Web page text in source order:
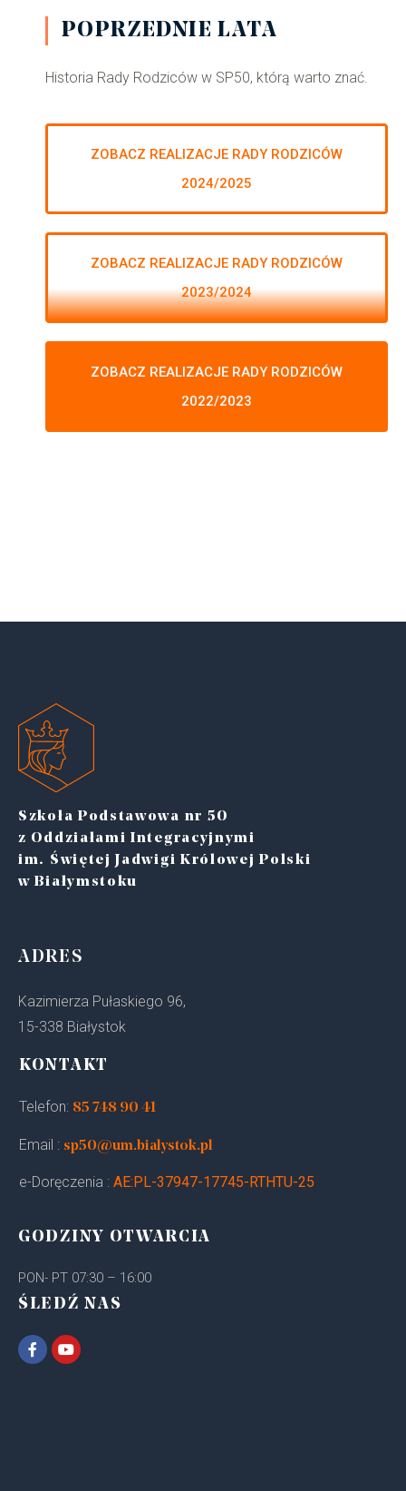
POPRZEDNIE LATA
Historia Rady Rodziców w SP50, którą warto znać.
ZOBACZ REALIZACJE RADY RODZICÓW
2024/2025
ZOBACZ REALIZACJE RADY RODZICÓW
2023/2024
ZOBACZ REALIZACJE RADY RODZICÓW
2022/2023
Szkoła Podstawowa nr 50
z Oddziałami Integracyjnymi
im. Świętej Jadwigi Królowej Polski
w Białymstoku
ADRES
Kazimierza Pułaskiego 96,
15-338 Białystok
KONTAKT
Telefon: 85 748 90 41
Email : sp50@um.bialystok.pl
e-Doręczenia : AE:PL-37947-17745-RTHTU-25
GODZINY OTWARCIA
PON- PT 07:30 – 16:00
ŚLEDŹ NAS